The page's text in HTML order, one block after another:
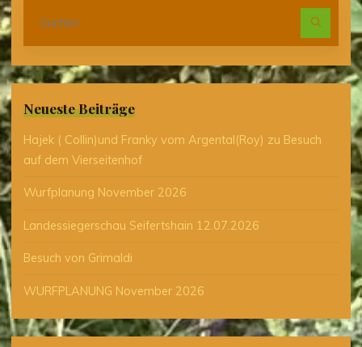
Neueste Beiträge
Hajek ( Collin)und Franky vom Argental(Roy) zu Besuch
auf dem Vierseitenhof
Wurfplanung November 2026
Landessiegerschau Seifertshain 12.07.2026
Besuch von Grimaldi
WURFPLANUNG November 2026